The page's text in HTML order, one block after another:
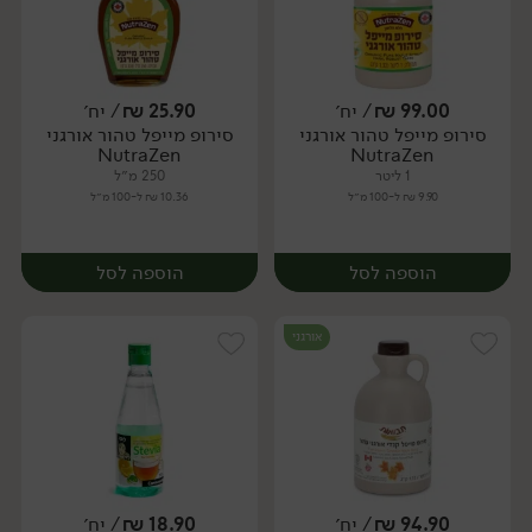
יח׳ יח׳
99.00
₪/ יח׳
סירופ מייפל טהור אורגני
NutraZen
1 ליטר
9.90 ₪ ל-100 מ״ל
הוספה לסל
25.90
₪/ יח׳
סירופ מייפל טהור אורגני
NutraZen
250 מ״ל
10.36 ₪ ל-100 מ״ל
הוספה לסל
אורגני
94.90
₪/ יח׳
18.90
₪/ יח׳